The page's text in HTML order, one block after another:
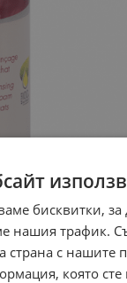
бисквитки,
нашия трафик.
страна с
която